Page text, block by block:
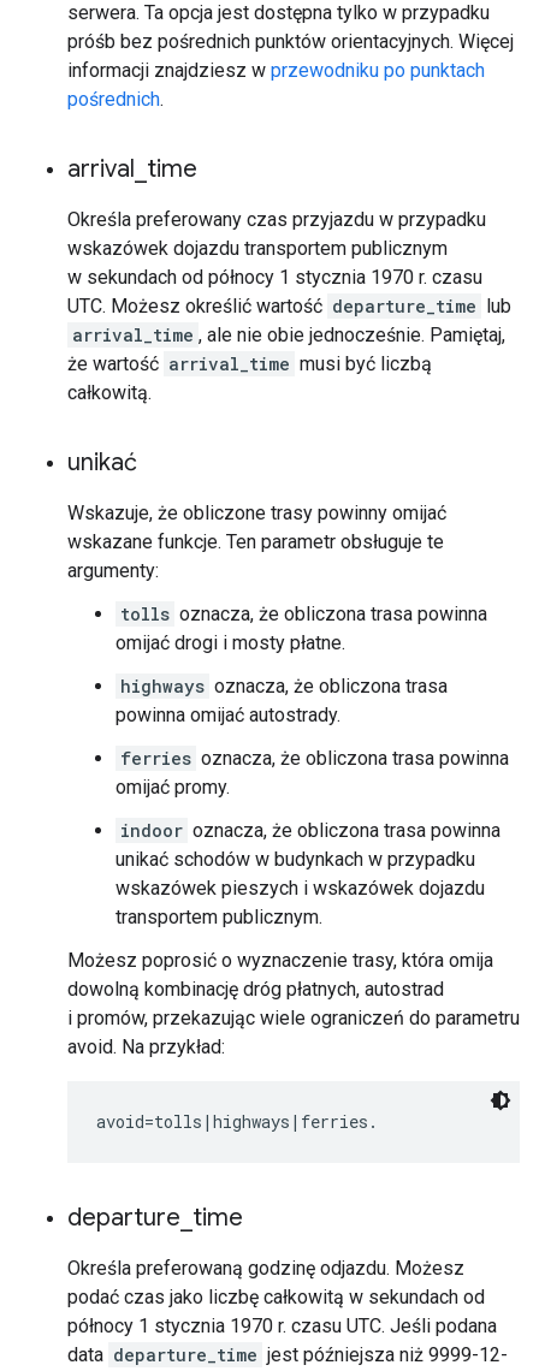
serwera. Ta opcja jest dostępna tylko w przypadku
próśb bez pośrednich punktów orientacyjnych. Więcej
informacji znajdziesz w przewodniku po punktach
pośrednich.
arrival time
Określa preferowany czas przyjazdu w przypadku
wskazówek dojazdu transportem publicznym
w sekundach od północy 1 stycznia 1970 r. czasu
UTC. Możesz określić wartość departure_time lub
arrival_time , ale nie obie jednocześnie. Pamiętaj,
że wartość arrival_time musi być liczbą
całkowitą.
unikać
Wskazuje, że obliczone trasy powinny omijać
wskazane funkcje. Ten parametr obsługuje te
argumenty:
tolls oznacza, że obliczona trasa powinna
omijać drogi i mosty płatne.
highways oznacza, że obliczona trasa
powinna omijać autostrady.
ferries oznacza, że obliczona trasa powinna
omijać promy.
indoor oznacza, że obliczona trasa powinna
unikać schodów w budynkach w przypadku
wskazówek pieszych i wskazówek dojazdu
transportem publicznym.
Możesz poprosić o wyznaczenie trasy, która omija
dowolną kombinację dróg płatnych, autostrad
i promów, przekazując wiele ograniczeń do parametru
avoid. Na przykład:
departure time
Określa preferowaną godzinę odjazdu. Możesz
podać czas jako liczbę całkowitą w sekundach od
północy 1 stycznia 1970 r. czasu UTC. Jeśli podana
data departure_time jest późniejsza niż 9999-12-